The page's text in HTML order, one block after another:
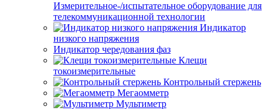
Измерительное-/испытательное оборудование для
телекоммуникационной технологии
Индикатор
низкого напряжения
Индикатор чередования фаз
Клещи
токоизмерительные
Контрольный стержень
Мегаомметр
Мультиметр